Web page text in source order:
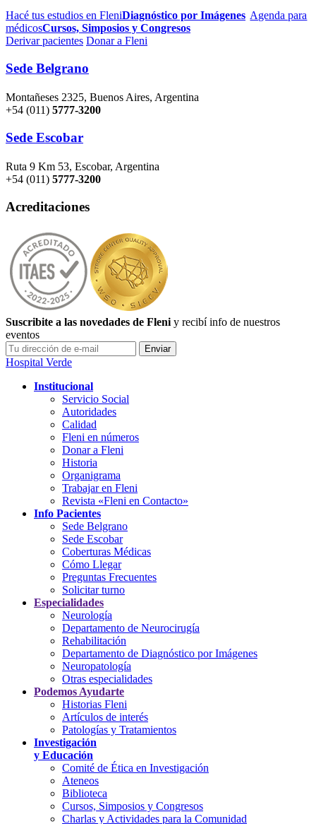
Hacé tus estudios en FleniDiagnóstico por Imágenes Agenda para
médicosCursos, Simposios y Congresos
Derivar pacientes Donar a Fleni
Sede Belgrano
Montañeses 2325, Buenos Aires, Argentina
+54 (011) 5777-3200
Sede Escobar
Ruta 9 Km 53, Escobar, Argentina
+54 (011) 5777-3200
Acreditaciones
Suscribite a las novedades de Fleni y recibí info de nuestros
eventos
Hospital Verde
Institucional
Servicio Social
Autoridades
Calidad
Fleni en números
Donar a Fleni
Historia
Organigrama
Trabajar en Fleni
Revista «Fleni en Contacto»
Info Pacientes
Sede Belgrano
Sede Escobar
Coberturas Médicas
Cómo Llegar
Preguntas Frecuentes
Solicitar turno
Especialidades
Neurología
Departamento de Neurocirugía
Rehabilitación
Departamento de Diagnóstico por Imágenes
Neuropatología
Otras especialidades
Podemos Ayudarte
Historias Fleni
Artículos de interés
Patologías y Tratamientos
Investigación
y Educación
Comité de Ética en Investigación
Ateneos
Biblioteca
Cursos, Simposios y Congresos
Charlas y Actividades para la Comunidad